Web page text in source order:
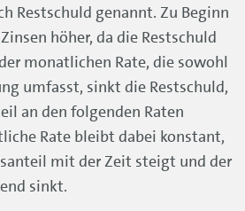
Restschuld genannt. Zu Beginn
höher, da die Restschuld
monatlichen Rate, die sowohl
umfasst, sinkt die Restschuld,
an den folgenden Raten
Rate bleibt dabei konstant,
mit der Zeit steigt und der
sinkt.